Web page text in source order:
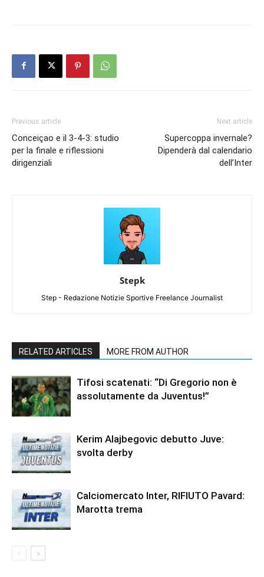
Previous article
Conceiçao e il 3-4-3: studio
per la finale e riflessioni
dirigenziali
Next article
Supercoppa invernale?
Dipenderà dal calendario
dell’Inter
Stepk
Step - Redazione Notizie Sportive Freelance Journalist
RELATED ARTICLES MORE FROM AUTHOR
Tifosi scatenati: “Di Gregorio non è
assolutamente da Juventus!”
Kerim Alajbegovic debutto Juve:
svolta derby
Calciomercato Inter, RIFIUTO Pavard:
Marotta trema